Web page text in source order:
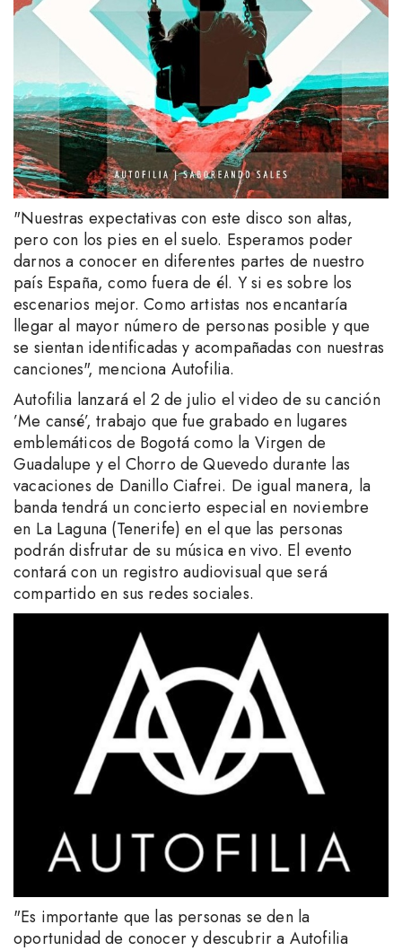
"Nuestras expectativas con este disco son altas,
pero con los pies en el suelo. Esperamos poder
darnos a conocer en diferentes partes de nuestro
país España, como fuera de él. Y si es sobre los
escenarios mejor. Como artistas nos encantaría
llegar al mayor número de personas posible y que
se sientan identificadas y acompañadas con nuestras
canciones", menciona Autofilia.
Autofilia lanzará el 2 de julio el video de su canción
’Me cansé’, trabajo que fue grabado en lugares
emblemáticos de Bogotá como la Virgen de
Guadalupe y el Chorro de Quevedo durante las
vacaciones de Danillo Ciafrei. De igual manera, la
banda tendrá un concierto especial en noviembre
en La Laguna (Tenerife) en el que las personas
podrán disfrutar de su música en vivo. El evento
contará con un registro audiovisual que será
compartido en sus redes sociales.
"Es importante que las personas se den la
oportunidad de conocer y descubrir a Autofilia